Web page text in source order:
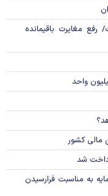
مغایرت باقیمانده
مالی کشور
به مناسبت فرارسیدن